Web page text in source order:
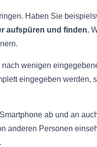
Haben Sie
aufspüren und finden.
wenigen
eingegeben werden,
ab und an
anderen Personen